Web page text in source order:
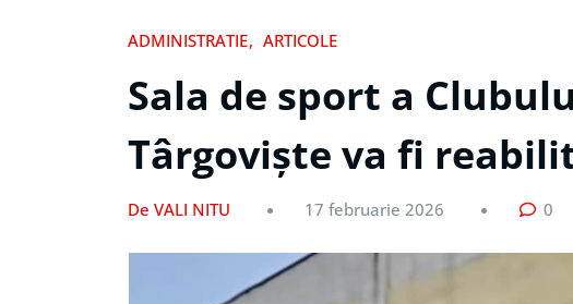
ADMINISTRATIE ARTICOLE
Sala de sport a
Târgoviște va fi
De VALI NITU 17 februarie 2026 0